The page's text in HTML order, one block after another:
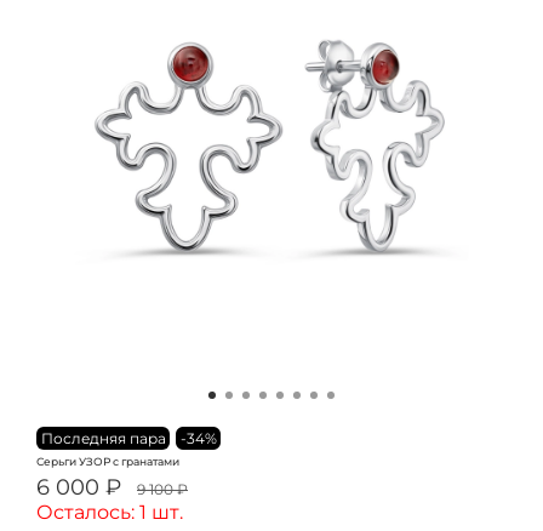
Последняя пара -34%
Серьги УЗОР с гранатами
6 000 ₽ 9 100 ₽
Осталось: 1 шт.